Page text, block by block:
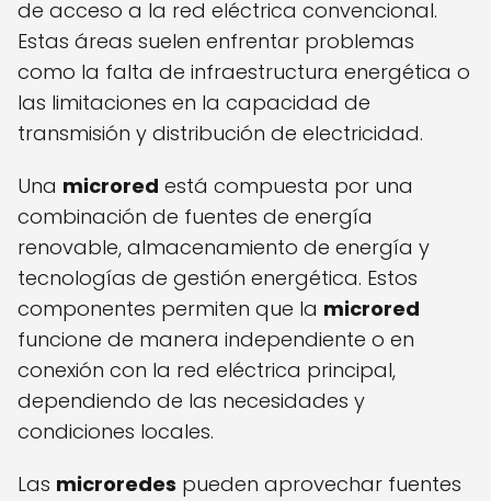
de acceso a la red eléctrica convencional.
Estas áreas suelen enfrentar problemas
como la falta de infraestructura energética o
las limitaciones en la capacidad de
transmisión y distribución de electricidad.
Una microred está compuesta por una
combinación de fuentes de energía
renovable, almacenamiento de energía y
tecnologías de gestión energética. Estos
componentes permiten que la microred
funcione de manera independiente o en
conexión con la red eléctrica principal,
dependiendo de las necesidades y
condiciones locales.
Las microredes pueden aprovechar fuentes